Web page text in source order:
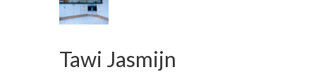
Tawi Jasmijn